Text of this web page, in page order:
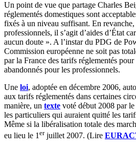
Un point de vue que partage Charles
réglementés domestiques sont
fixés à un niveau suffisant. En
professionnels, il s’agit d’aides d’État
aucun doute ». A l’instar du PDG de
Commission européenne ne soit pas
par la France des tarifs réglementés
abandonnés pour les professionnels.
Une loi, adoptée en décembre 2006,
aux tarifs réglementés dans certaines
manière, un texte voté début 2008 par
les particuliers qui auraient quitté les
Même si la libéralisation totale des
eu lieu le 1erjuillet 2007. (Lire